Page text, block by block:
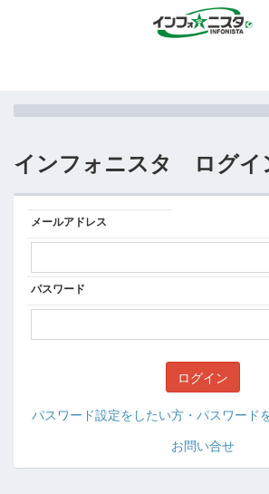
インフォニスタ ログイ
メールアドレス
パスワード
パスワード設定をしたい方・パスワード
お問い合せ